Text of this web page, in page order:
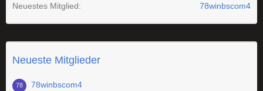
Neuestes Mitglied
78winbscom4
Neueste Mitglieder
78winbscom4